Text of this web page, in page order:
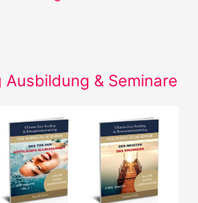
Ausbildung & Seminare